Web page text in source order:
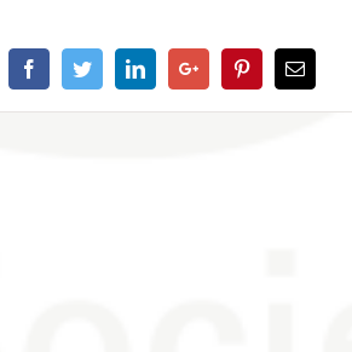
FacebookTwitterLinkedinGoogle+ PinterestEmail